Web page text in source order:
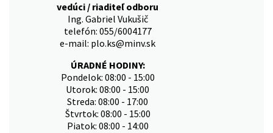
vedúci / riaditeľ odboru
Ing. Gabriel Vukušič
telefón: 055/6004177
e-mail: plo.ks@minv.sk
ÚRADNÉ HODINY:
Pondelok: 08:00 - 15:00
Utorok: 08:00 - 15:00
Streda: 08:00 - 17:00
Štvrtok: 08:00 - 15:00
Piatok: 08:00 - 14:00